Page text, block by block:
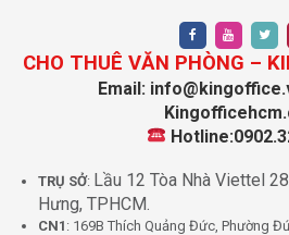
CHO THUÊ VĂN PHÒNG –
Email:
TRỤ SỞ: Lầu 12 Tòa Nhà Viettel
Hưng, TPHCM.
CN1 : 169B Thích Quảng Đức, Phường